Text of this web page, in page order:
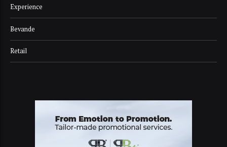
Experience
Bevande
Retail